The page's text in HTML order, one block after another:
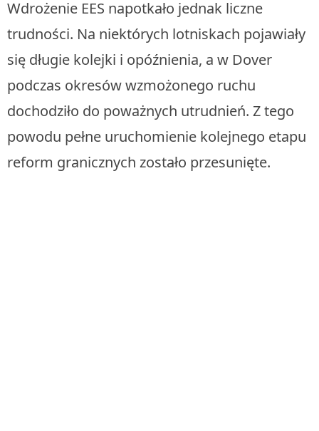
Wdrożenie EES napotkało jednak liczne
trudności. Na niektórych lotniskach pojawiały
się długie kolejki i opóźnienia, a w Dover
podczas okresów wzmożonego ruchu
dochodziło do poważnych utrudnień. Z tego
powodu pełne uruchomienie kolejnego etapu
reform granicznych zostało przesunięte.